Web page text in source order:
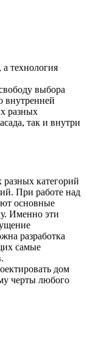
технология
выбора
внутренней
разных
так и внутри
категорий
При работе над
основные
Именно эти
разработка
самые
дом
черты любого